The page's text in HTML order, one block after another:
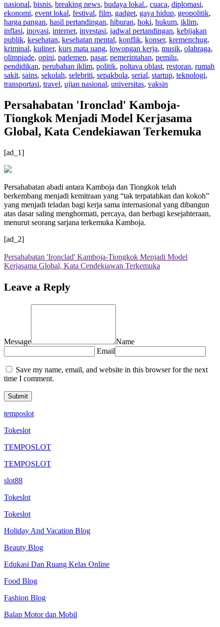
nasional, bisnis, breaking news, budaya lokal., cuaca, diplomasi,
ekonomi, event lokal, festival, film, gadget, gaya hidup, geopolitik,
harga pangan, hasil pertandingan, hiburan, hoki, hukum, iklim,
inflasi, inovasi, internet, investasi, jadwal pertandingan, kebijakan
publik, kesehatan, kesehatan mental, konflik, konser, kremenchug,
kriminal, kuliner, kurs mata uang, lowongan kerja, musik, olahraga,
olimpiade, opini, parlemen, pasar, pemerintahan, pemilu,
pendidikan, perubahan iklim, politik, poltava oblast, restoran, rumah
sakit, sains, sekolah, selebriti, sepakbola, serial, startup, teknologi,
transportasi, travel, ujian nasional, universitas, vaksin
Persahabatan 'Ironclad' Kamboja-
Tiongkok Menjadi Model Kerjasama
Global, Kata Cendekiawan Terkemuka
[ad_1]
Persahabatan abadi antara Kamboja dan Tiongkok telah
berkembang menjadi kemitraan yang “tak terpatahkan dan kokoh”
yang menjadi teladan bagi kerja sama internasional yang dibangun
atas dasar saling menghormati, percaya, dan berbagi kesejahteraan,
menurut seorang sarjana terkemuka Kamboja.
[ad_2]
Persahabatan 'Ironclad' Kamboja-Tiongkok Menjadi Model
Kerjasama Global, Kata Cendekiawan Terkemuka
Leave a Reply
Message
Name
Email
Save my name, email, and website in this browser for the next
time I comment.
temposlot
Tokeslot
TEMPOSLOT
TEMPOSLOT
slot88
Tokeslot
Tokeslot
Holiday And Vacation Blog
Beauty Blog
Edukasi Dan Ruang Kelas Online
Food Blog
Fashion Blog
Balap Motor dan Mobil